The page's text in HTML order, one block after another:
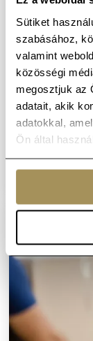
Sütiket
szabásához,
valamint
közösségi
megosztjuk az
adatait, akik
adatokkal,
Ön által
A lakossági
különösen